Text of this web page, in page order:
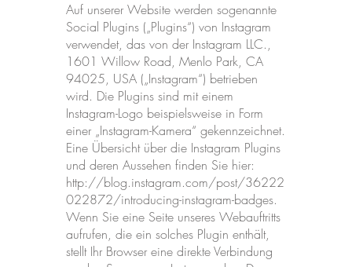
Auf unserer Website werden sogenannte
Social Plugins („Plugins“) von Instagram
verwendet, das von der Instagram LLC.,
1601 Willow Road, Menlo Park, CA
94025, USA („Instagram“) betrieben
wird. Die Plugins sind mit einem
Instagram-Logo beispielsweise in Form
einer „Instagram-Kamera“ gekennzeichnet.
Eine Übersicht über die Instagram Plugins
und deren Aussehen finden Sie hier:
http://blog.instagram.com/post/36222
022872/introducing-instagram-badges.
Wenn Sie eine Seite unseres Webauftritts
aufrufen, die ein solches Plugin enthält,
stellt Ihr Browser eine direkte Verbindung